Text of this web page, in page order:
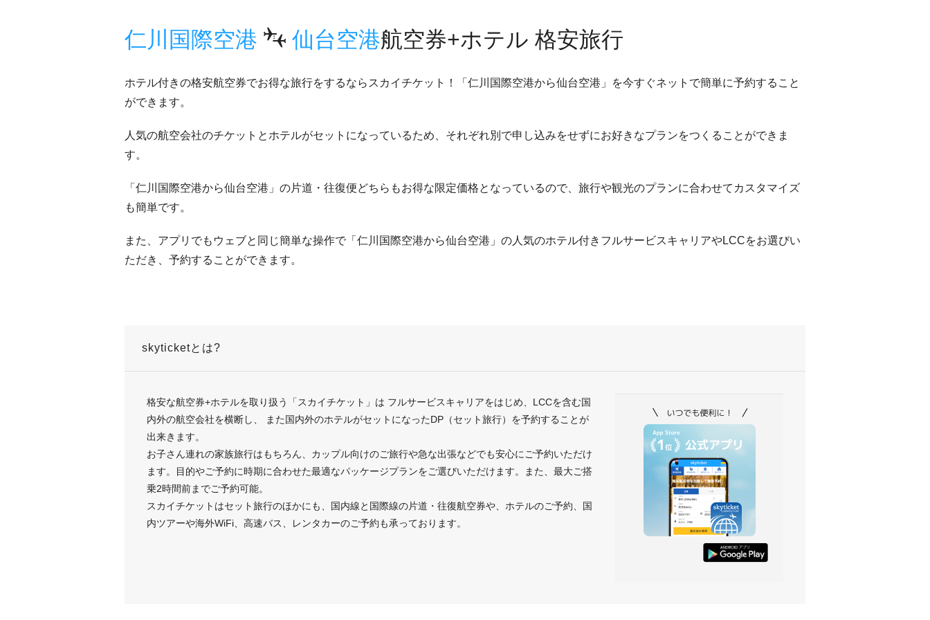
仁川国際空港 仙台空港航空券+ホテル 格安旅行
ホテル付きの格安航空券でお得な旅行をするならスカイチケット！「仁川国際空港から仙台空港」を今すぐネットで簡単に予約すること
ができます。
人気の航空会社のチケットとホテルがセットになっているため、それぞれ別で申し込みをせずにお好きなプランをつくることができま
す。
「仁川国際空港から仙台空港」の片道・往復便どちらもお得な限定価格となっているので、旅行や観光のプランに合わせてカスタマイズ
も簡単です。
また、アプリでもウェブと同じ簡単な操作で「仁川国際空港から仙台空港」の人気のホテル付きフルサービスキャリアやLCCをお選びい
ただき、予約することができます。
skyticketとは?
格安な航空券+ホテルを取り扱う「スカイチケット」は フルサービスキャリアをはじめ、LCCを含む国
内外の航空会社を横断し、 また国内外のホテルがセットになったDP（セット旅行）を予約することが
出来きます。
お子さん連れの家族旅行はもちろん、カップル向けのご旅行や急な出張などでも安心にご予約いただけ
ます。目的やご予約に時期に合わせた最適なパッケージプランをご選びいただけます。また、最大ご搭
乗2時間前までご予約可能。
スカイチケットはセット旅行のほかにも、国内線と国際線の片道・往復航空券や、ホテルのご予約、国
内ツアーや海外WiFi、高速バス、レンタカーのご予約も承っております。